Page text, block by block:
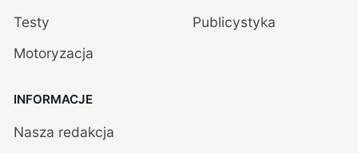
Testy
Motoryzacja
Publicystyka
INFORMACJE
Nasza redakcja